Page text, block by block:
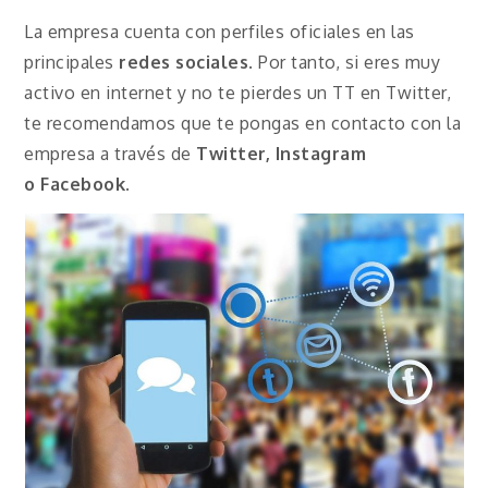
La empresa cuenta con perfiles oficiales en las
principales redes sociales. Por tanto, si eres muy
activo en internet y no te pierdes un TT en Twitter,
te recomendamos que te pongas en contacto con la
empresa a través de Twitter, Instagram
o Facebook.